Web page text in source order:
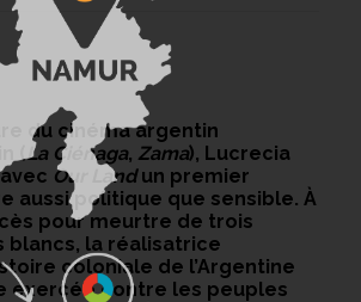
du cinéma argentin
(La Ciénaga, Zama), Lucrecia
Our Landun premier
aussi politique que sensible. À
pour meurtre de trois
blancs, la réalisatrice
coloniale de l’Argentine
exercée contre les peuples